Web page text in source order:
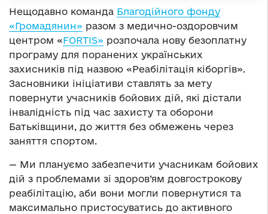
Нещодавно команда Благодійного фонду
«Громадянин» разом з медично-оздоровчим
центром «FORTIS» розпочала нову безоплатну
програму для поранених українських
захисників під назвою «Реабілітація кіборгів».
Засновники ініціативи ставлять за мету
повернути учасників бойових дій, які дістали
інвалідність під час захисту та оборони
Батьківщини, до життя без обмежень через
заняття спортом.
— Ми плануємо забезпечити учасникам бойових
дій з проблемами зі здоров’ям довгострокову
реабілітацію, аби вони могли повернутися та
максимально пристосуватись до активного